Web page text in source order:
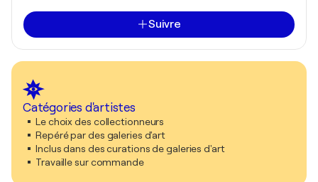
Suivre
Catégories d'artistes
Le choix des collectionneurs
Repéré par des galeries d'art
Inclus dans des curations de galeries d'art
Travaille sur commande